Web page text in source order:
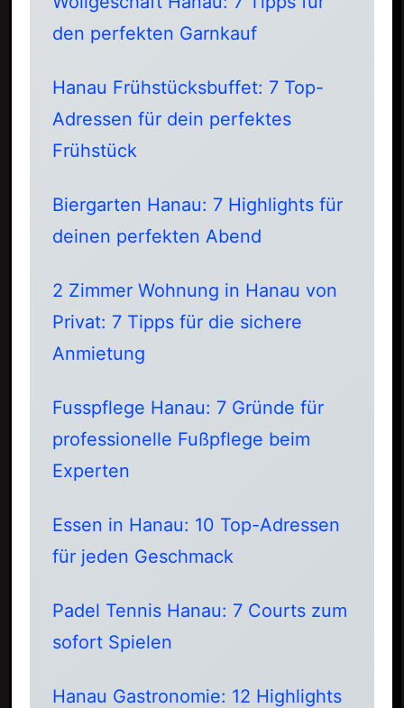
den perfekten Garnkauf
Hanau Frühstücksbuffet: 7 Top-
Adressen für dein perfektes
Frühstück
Biergarten Hanau: 7 Highlights für
deinen perfekten Abend
2 Zimmer Wohnung in Hanau von
Privat: 7 Tipps für die sichere
Anmietung
Fusspflege Hanau: 7 Gründe für
professionelle Fußpflege beim
Experten
Essen in Hanau: 10 Top-Adressen
für jeden Geschmack
Padel Tennis Hanau: 7 Courts zum
sofort Spielen
Hanau Gastronomie: 12 Highlights